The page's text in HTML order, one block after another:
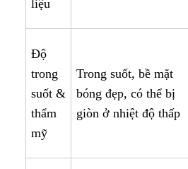
liệu
Độ
trong
suốt &
thẩm
mỹ
Trong suốt, bề mặt
bóng đẹp, có thể bị
giòn ở nhiệt độ thấp